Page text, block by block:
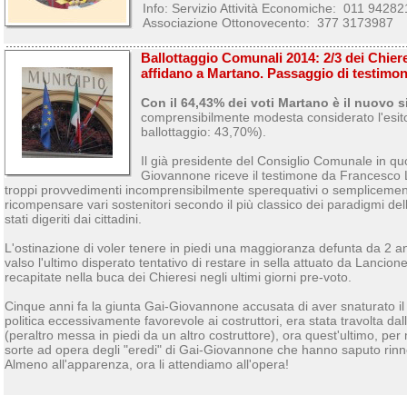
Info: Servizio Attività Economiche: 011
Associazione Ottonovecento: 377 3173987
Ballottaggio Comunali 2014: 2/3 dei
affidano a Martano. Passaggio di
Con il 64,43% dei voti Martano è il nuovo
comprensibilmente modesta considerato
ballottaggio: 43,70%).
Il già presidente del Consiglio Comunale in
Giovannone riceve il testimone da Francesco
troppi provvedimenti incomprensibilmente sperequativi o
ricompensare vari sostenitori secondo il più classico dei paradigmi
stati digeriti dai cittadini.
L'ostinazione di voler tenere in piedi una maggioranza defunta da 2
valso l'ultimo disperato tentativo di restare in sella attuato da
recapitate nella buca dei Chieresi negli ultimi giorni pre-voto.
Cinque anni fa la giunta Gai-Giovannone accusata di aver snaturato
politica eccessivamente favorevole ai costruttori, era stata travolta
(peraltro messa in piedi da un altro costruttore), ora quest'ultimo, per
sorte ad opera degli "eredi" di Gai-Giovannone che hanno saputo
Almeno all'apparenza, ora li attendiamo all'opera!